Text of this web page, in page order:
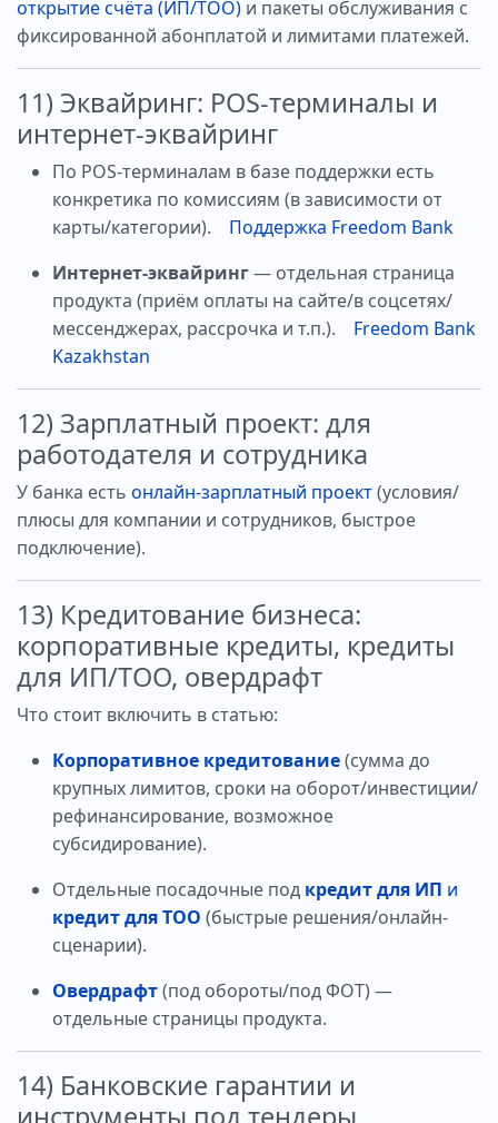
открытие счёта (ИП/ТОО) и пакеты обслуживания с
фиксированной абонплатой и лимитами платежей.
11) Эквайринг: POS-терминалы и
интернет-эквайринг
По POS-терминалам в базе поддержки есть
конкретика по комиссиям (в зависимости от
карты/категории).
Поддержка Freedom Bank
Интернет-эквайринг— отдельная страница
продукта (приём оплаты на сайте/в соцсетях/
мессенджерах, рассрочка и т.п.).
Freedom Bank
Kazakhstan
12) Зарплатный проект: для
работодателя и сотрудника
У банка есть онлайн-зарплатный проект(условия/
плюсы для компании и сотрудников, быстрое
подключение).
13) Кредитование бизнеса:
корпоративные кредиты, кредиты
для ИП/ТОО, овердрафт
Что стоит включить в статью:
Корпоративное кредитование(сумма до
крупных лимитов, сроки на оборот/инвестиции/
рефинансирование, возможное
субсидирование).
Отдельные посадочные под кредит для ИП и
кредит для ТОО (быстрые решения/онлайн-
сценарии).
Овердрафт(под обороты/под ФОТ) —
отдельные страницы продукта.
14) Банковские гарантии и